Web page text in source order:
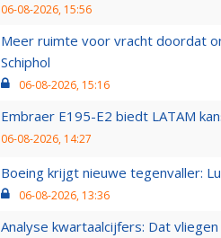
06-08-2026, 15:56
Meer ruimte voor vracht doordat
Schiphol
06-08-2026, 15:16
Embraer E195-E2 biedt LATAM
06-08-2026, 14:27
Boeing krijgt nieuwe tegenvaller:
06-08-2026, 13:36
Analyse kwartaalcijfers: Dat